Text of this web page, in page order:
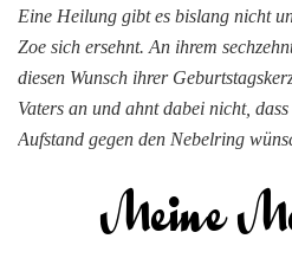
Eine Heilung gibt es bislang nicht
Zoe sich ersehnt. An ihrem
diesen Wunsch ihrer
Vaters an und ahnt dabei nicht,
Aufstand gegen den Nebelring